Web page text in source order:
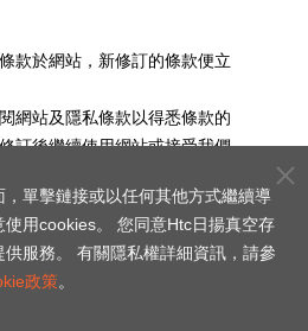
款於網站，新修訂的條款便立
網站及隱私條款以得悉條款的
訂後繼續使用網站或接受我們
途
單擊鏈接或以任何其他方式繼續導
用cookies。 您同意Htc日揚真空存
服務。 有關隱私權詳細資訊，請參
政策。